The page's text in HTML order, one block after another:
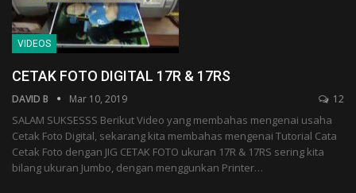
VIDEOS
CETAK FOTO DIGITAL 17R & 17RS
DAVID B Mar 10, 2019 12
SALAM SUKSESSS Berikut Video yang membahas mengenai usaha
Cetak Foto Digital, sekarang kita membahas mengenai Tutorial Cata
Cetak Foto dengan JIG CETAK FOTO ukuran 17R & 17RS sering kita
bilang ukuran Jumbo, dengan menggunkan Printer…